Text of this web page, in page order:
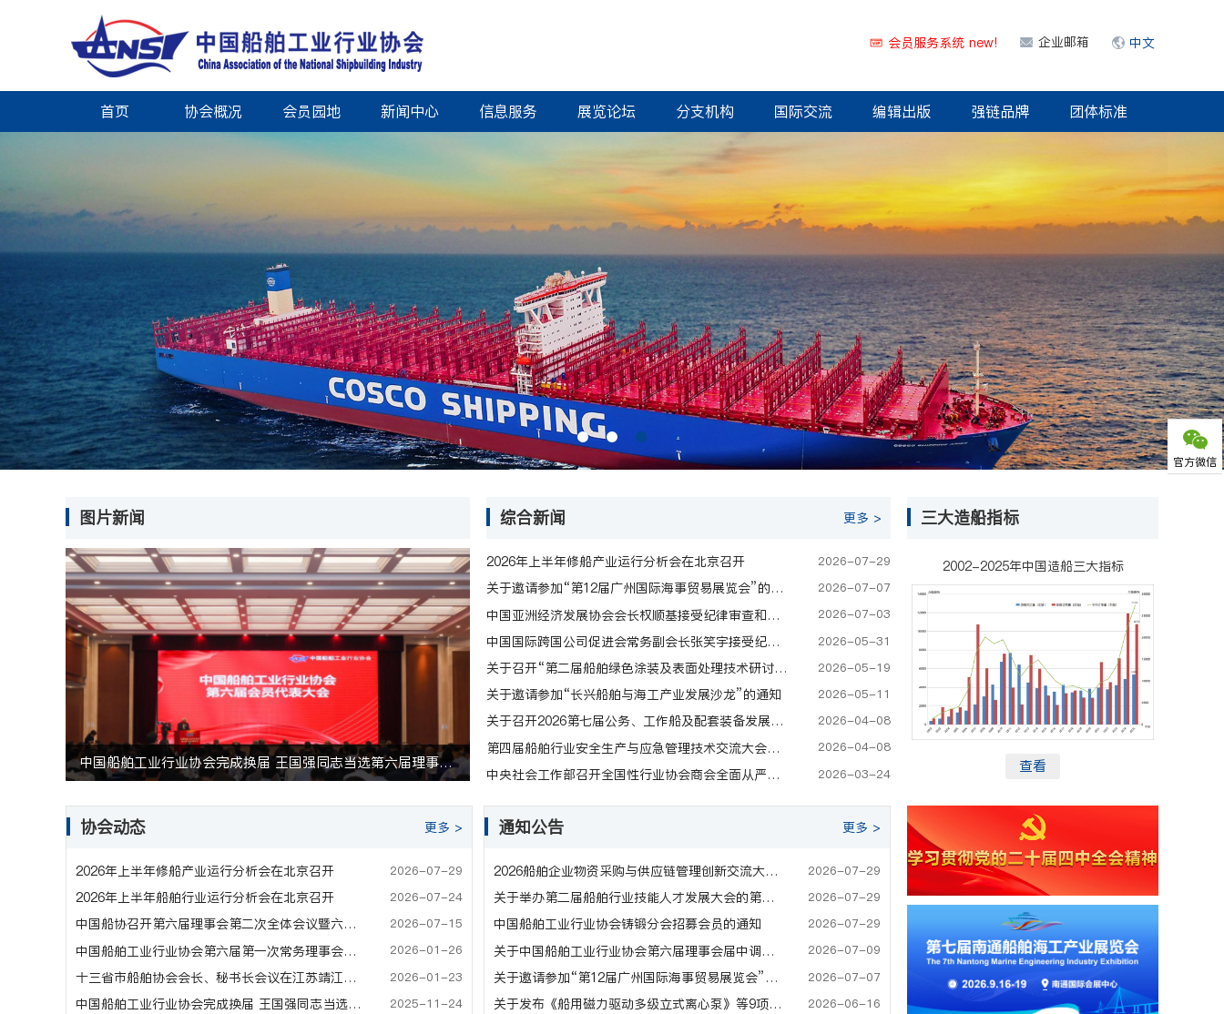
会员服务系统 new! 企业邮箱 中文
首页 协会概况 会员园地 新闻中心 信息服务 展览论坛 分支机构 国际交流 编辑出版 强链品牌 团体标准
图片新闻
中国船舶工业行业协会完成换届 王国强同志当选第六届理事会会长——第六届会员代表大会在北京隆重举行 国之重器“梦想”号正式入列
综合新闻 更多 >
2026年上半年修船产业运行分析会在北京召开 2026-07-29
关于邀请参加“第12届广州国际海事贸易展览会”的通知 2026-07-07
中国亚洲经济发展协会会长权顺基接受纪律审查和监察调查 2026-07-03
中国国际跨国公司促进会常务副会长张笑宇接受纪律审查和监察调查 2026-05-31
关于召开“第二届船舶绿色涂装及表面处理技术研讨会”的通知 2026-05-19
关于邀请参加“长兴船舶与海工产业发展沙龙”的通知 2026-05-11
关于召开2026第七届公务、工作船及配套装备发展论坛的通知 2026-04-08
第四届船舶行业安全生产与应急管理技术交流大会通知 2026-04-08
中央社会工作部召开全国性行业协会商会全面从严治党暨警示教育会议 2026-03-24
三大造船指标
2002-2025年中国造船三大指标
查看
协会动态 更多 >
2026年上半年修船产业运行分析会在北京召开 2026-07-29
2026年上半年船舶行业运行分析会在北京召开 2026-07-24
中国船协召开第六届理事会第二次全体会议暨六届二次常务理事会 2026-07-15
中国船舶工业行业协会第六届第一次常务理事会会议在江苏靖江召开 2026-01-26
十三省市船舶协会会长、秘书长会议在江苏靖江召开 2026-01-23
中国船舶工业行业协会完成换届 王国强同志当选第六届理事会会长——第六届会员代表大会在北京隆重举行 2025-11-24
通知公告 更多 >
2026船舶企业物资采购与供应链管理创新交流大会通知 2026-07-29
关于举办第二届船舶行业技能人才发展大会的第一轮通知 2026-07-29
中国船舶工业行业协会铸锻分会招募会员的通知 2026-07-29
关于中国船舶工业行业协会第六届理事会届中调整负责人人选的公示 2026-07-09
关于邀请参加“第12届广州国际海事贸易展览会”的通知 2026-07-07
关于发布《船用磁力驱动多级立式离心泵》等9项团体标准的公告 2026-06-16
官方微信